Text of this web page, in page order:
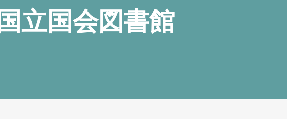
国立国会図書館